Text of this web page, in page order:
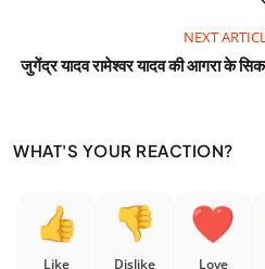
NEXT
जुगेंद्र यादव रामेश्वर यादव की आगरा के
WHAT'S YOUR REACTION?
Like Dislike Love